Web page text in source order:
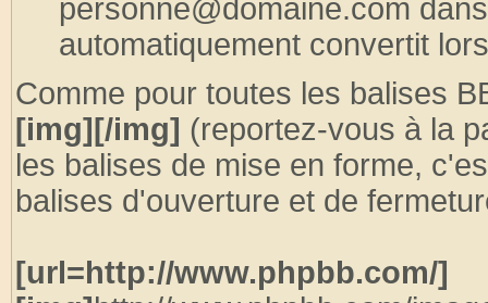
personne@domaine.com
automatiquement convertit
Comme pour toutes les balises
[img][/img] (reportez-vous à la
les balises de mise en forme,
balises d'ouverture et de
[url=http://www.phpbb.com/]